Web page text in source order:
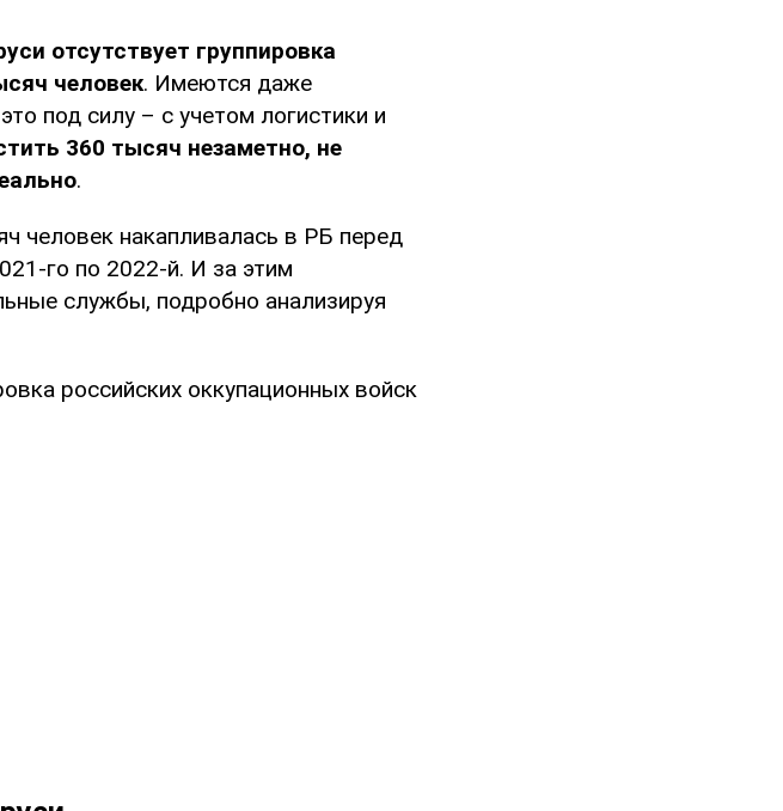
отсутствует группировка
человек. Имеются даже
под силу – с учетом логистики и
360 тысяч незаметно, не
.
человек накапливалась в РБ перед
го по 2022-й. И за этим
службы, подробно анализируя
российских оккупационных войск